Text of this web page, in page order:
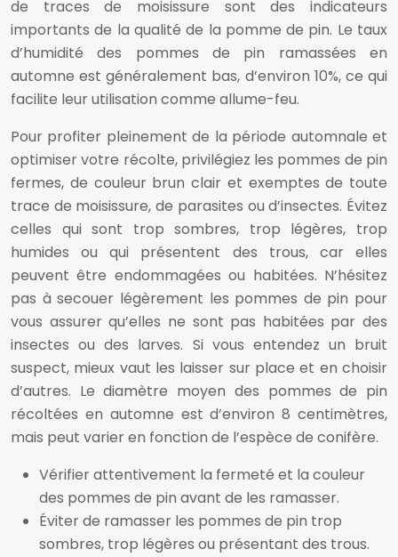
de traces de moisissure sont des indicateurs
importants de la qualité de la pomme de pin. Le taux
d’humidité des pommes de pin ramassées en
automne est généralement bas, d’environ 10%, ce qui
facilite leur utilisation comme allume-feu.
Pour profiter pleinement de la période automnale et
optimiser votre récolte, privilégiez les pommes de pin
fermes, de couleur brun clair et exemptes de toute
trace de moisissure, de parasites ou d’insectes. Évitez
celles qui sont trop sombres, trop légères, trop
humides ou qui présentent des trous, car elles
peuvent être endommagées ou habitées. N’hésitez
pas à secouer légèrement les pommes de pin pour
vous assurer qu’elles ne sont pas habitées par des
insectes ou des larves. Si vous entendez un bruit
suspect, mieux vaut les laisser sur place et en choisir
d’autres. Le diamètre moyen des pommes de pin
récoltées en automne est d’environ 8 centimètres,
mais peut varier en fonction de l’espèce de conifère.
Vérifier attentivement la fermeté et la couleur
des pommes de pin avant de les ramasser.
Éviter de ramasser les pommes de pin trop
sombres, trop légères ou présentant des trous.